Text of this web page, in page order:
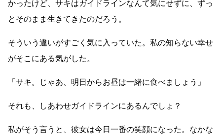
かったけど、サキはガイドラインなんて気にせずに、ずっ
とそのまま生きてきたのだろう。
そういう違いがすごく気に入っていた。私の知らない幸せ
がそこにある気がした。
「サキ。じゃあ、明日からお昼は一緒に食べましょう」
それも、しあわせガイドラインにあるんでしょ？
私がそう言うと、彼女は今日一番の笑顔になった。なかな